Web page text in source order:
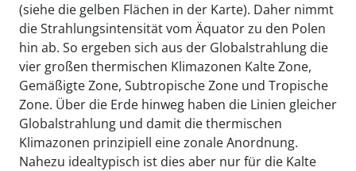
(siehe die gelben Flächen in der Karte). Daher nimmt
die Strahlungsintensität vom Äquator zu den Polen
hin ab. So ergeben sich aus der Globalstrahlung die
vier großen thermischen Klimazonen Kalte Zone,
Gemäßigte Zone, Subtropische Zone und Tropische
Zone. Über die Erde hinweg haben die Linien gleicher
Globalstrahlung und damit die thermischen
Klimazonen prinzipiell eine zonale Anordnung.
Nahezu idealtypisch ist dies aber nur für die Kalte